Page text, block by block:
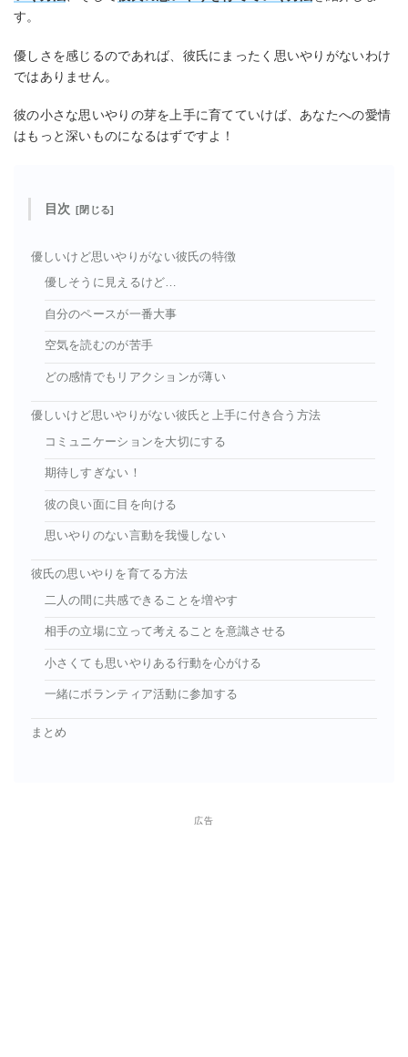
す。
優しさを感じるのであれば、彼氏にまったく思いやりがないわけ
ではありません。
彼の小さな思いやりの芽を上手に育てていけば、あなたへの愛情
はもっと深いものになるはずですよ！
目次
優しいけど思いやりがない彼氏の特徴
優しそうに見えるけど…
自分のペースが一番大事
空気を読むのが苦手
どの感情でもリアクションが薄い
優しいけど思いやりがない彼氏と上手に付き合う方法
コミュニケーションを大切にする
期待しすぎない！
彼の良い面に目を向ける
思いやりのない言動を我慢しない
彼氏の思いやりを育てる方法
二人の間に共感できることを増やす
相手の立場に立って考えることを意識させる
小さくても思いやりある行動を心がける
一緒にボランティア活動に参加する
まとめ
広告